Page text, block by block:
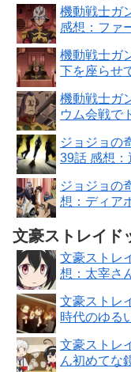
機動戦士ガ
感想：ファ
機動戦士ガ
下を座らせ
機動戦士ガ
ウム会戦で
ジョジョの
39話 感想
ジョジョの
想：ディア
文豪ストレイド
文豪ストレ
想：太宰さ
文豪ストレ
時代のゆる
文豪ストレ
ん初めてな